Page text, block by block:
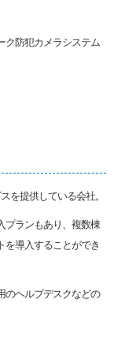
ク防犯カメラシステム
を提供している会社。
プランもあり、複数棟
導入することができ
のヘルプデスクなどの